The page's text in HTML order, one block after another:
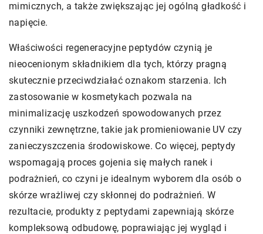
mimicznych, a także zwiększając jej ogólną gładkość i
napięcie.
Właściwości regeneracyjne peptydów czynią je
nieocenionym składnikiem dla tych, którzy pragną
skutecznie przeciwdziałać oznakom starzenia. Ich
zastosowanie w kosmetykach pozwala na
minimalizację uszkodzeń spowodowanych przez
czynniki zewnętrzne, takie jak promieniowanie UV czy
zanieczyszczenia środowiskowe. Co więcej, peptydy
wspomagają proces gojenia się małych ranek i
podrażnień, co czyni je idealnym wyborem dla osób o
skórze wrażliwej czy skłonnej do podrażnień. W
rezultacie, produkty z peptydami zapewniają skórze
kompleksową odbudowę, poprawiając jej wygląd i